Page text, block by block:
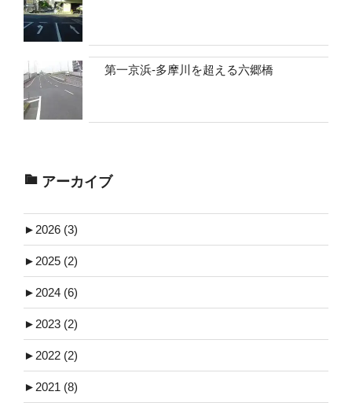
第一京浜-多摩川を超える六郷橋
アーカイブ
► 2026 (3)
► 2025 (2)
► 2024 (6)
► 2023 (2)
► 2022 (2)
► 2021 (8)